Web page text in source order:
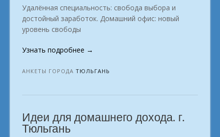
Удалённая специальность: свобода выбора и
достойный заработок. Домашний офис: новый
уровень свободы
Узнать подробнее «Профессии
онлайн-
начинай.
→
АНКЕТЫ ГОРОДА ТЮЛЬГАНЬ
Идеи для домашнего дохода. г.
Тюльгань